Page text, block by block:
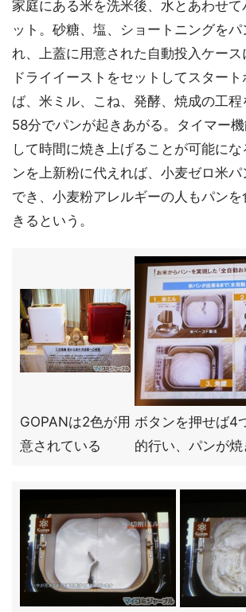
家庭にある米を洗米後、水とあわせて
ット。砂糖、塩、ショートニングをパ
れ、上蓋に用意された自動投入ケース
ドライイーストをセットしてスター
ば、米ミル、こね、発酵、焼成の工
58分でパンが起きあがる。タイマー
して時間に焼き上げることが可能に
ンを上新粉に代えれば、小麦ゼロ米
でき、小麦粉アレルギーの人もパン
きるという。
GOPANは2色が用
意されている
ボタンを押せば4
的行い、パンが焼